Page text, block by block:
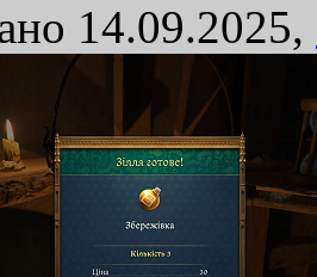
14.09.2025,